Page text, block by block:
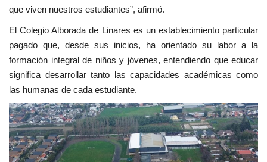
que viven nuestros estudiantes”, afirmó.
El Colegio Alborada de Linares es un establecimiento particular
pagado que, desde sus inicios, ha orientado su labor a la
formación integral de niños y jóvenes, entendiendo que educar
significa desarrollar tanto las capacidades académicas como
las humanas de cada estudiante.